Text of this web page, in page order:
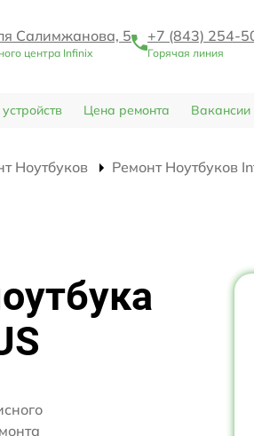
Салимжанова, 5
центра Infinix
+7 (843) 254-
Горячая линия
Цена ремонта Вакансии
Ноутбуков
Ремонт Ноутбуков